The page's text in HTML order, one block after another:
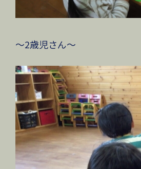
〜2歳児さん〜